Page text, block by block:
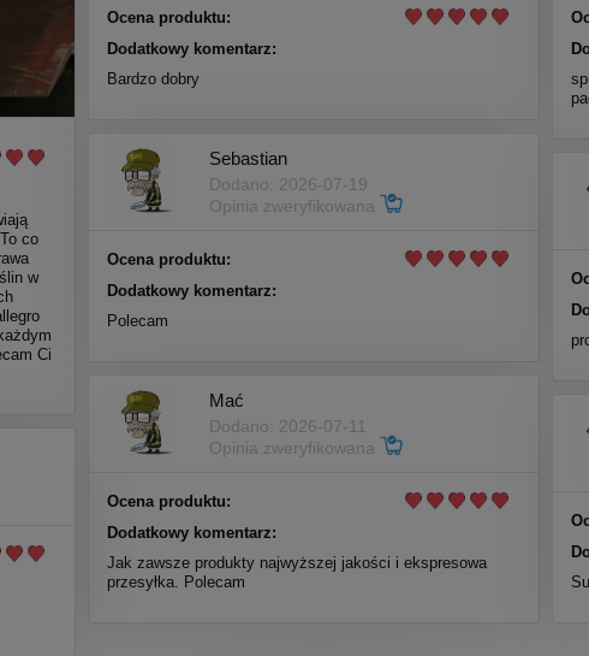
co
w
Ci
Ocena produktu:
Dodatkowy komentarz:
Bardzo dobry
Sebastian
Dodano: 2026-07-19
Opinia zweryfikowana
Ocena produktu:
Dodatkowy komentarz:
Polecam
Mać
Dodano: 2026-07-11
Opinia zweryfikowana
Ocena produktu:
Dodatkowy komentarz:
Jak zawsze produkty najwyższej jakości i ekspresowa
przesyłka. Polecam